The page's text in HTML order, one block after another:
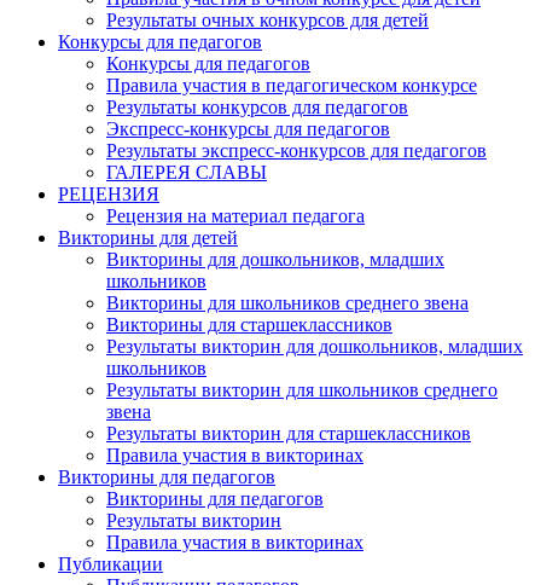
Результаты очных конкурсов для детей
Конкурсы для педагогов
Конкурсы для педагогов
Правила участия в педагогическом конкурсе
Результаты конкурсов для педагогов
Экспресс-конкурсы для педагогов
Результаты экспресс-конкурсов для педагогов
ГАЛЕРЕЯ СЛАВЫ
РЕЦЕНЗИЯ
Рецензия на материал педагога
Викторины для детей
Викторины для дошкольников, младших
школьников
Викторины для школьников среднего звена
Викторины для старшеклассников
Результаты викторин для дошкольников, младших
школьников
Результаты викторин для школьников среднего
звена
Результаты викторин для старшеклассников
Правила участия в викторинах
Викторины для педагогов
Викторины для педагогов
Результаты викторин
Правила участия в викторинах
Публикации